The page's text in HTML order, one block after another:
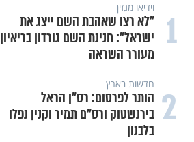
1 וידיאו מגזין
"לא רצו שאהבת השם ייצג את
ישראל": חנינת השם גורדון בריאיון
מעורר השראה
2 חדשות בארץ
הותר לפרסום: רס"ן הראל
בירנשטוק ורס"ם תמיר וקנין נפלו
בלבנון